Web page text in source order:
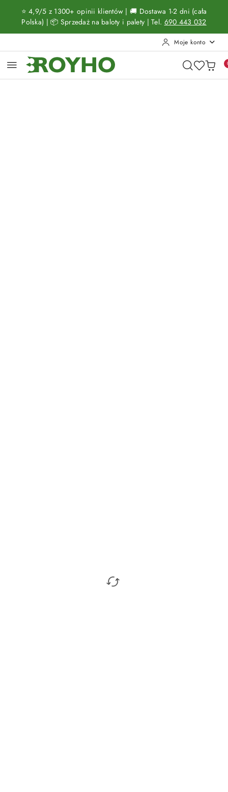
Przejdź do treści głównej
Przejdź do wyszukiwarki
Przejdź do moje konto
Przejdź do menu głównego
Przejdź do opisu produktu
Przejdź do stopki
⭐ 4,9/5 z 1300+ opinii klientów | 🚚 Dostawa 1-2 dni (cała
Polska) | 📦 Sprzedaż na baloty i palety | Tel. 690 443 032
Moje konto